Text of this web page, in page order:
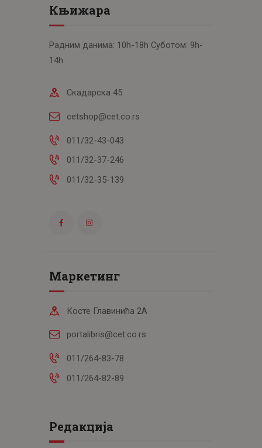
Књижара
Радним данима: 10h-18h Суботом: 9h-
14h
Скадарска 45
cetshop@cet.co.rs
011/32-43-043
011/32-37-246
011/32-35-139
Маркетинг
Косте Главинића 2А
portalibris@cet.co.rs
011/264-83-78
011/264-82-89
Редакција